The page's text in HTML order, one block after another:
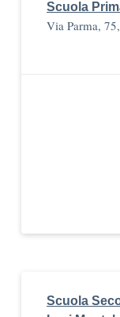
Scuola
Via Parma,
Scuola